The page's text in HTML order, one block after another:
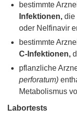
bestimmte
Infektionen, die
oder Nelfinavir
bestimmte
C-Infektionen,
pflanzliche
perforatum)
Metabolismus
Labortests